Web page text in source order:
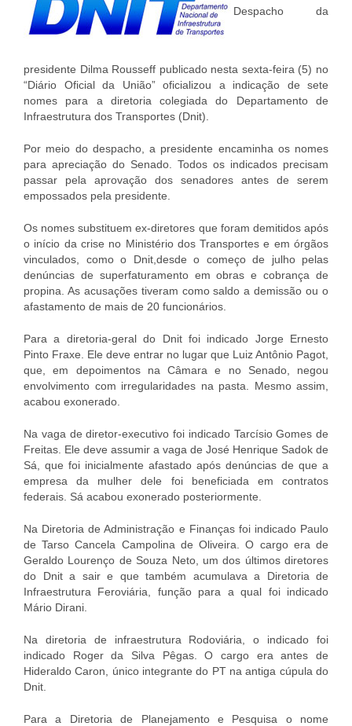
Despacho da
presidente Dilma Rousseff publicado nesta sexta-feira (5) no
“Diário Oficial da União” oficializou a indicação de sete
nomes para a diretoria colegiada do Departamento de
Infraestrutura dos Transportes (Dnit).
Por meio do despacho, a presidente encaminha os nomes
para apreciação do Senado. Todos os indicados precisam
passar pela aprovação dos senadores antes de serem
empossados pela presidente.
Os nomes substituem ex-diretores que foram demitidos após
o início da crise no Ministério dos Transportes e em órgãos
vinculados, como o Dnit,desde o começo de julho pelas
denúncias de superfaturamento em obras e cobrança de
propina. As acusações tiveram como saldo a demissão ou o
afastamento de mais de 20 funcionários.
Para a diretoria-geral do Dnit foi indicado Jorge Ernesto
Pinto Fraxe. Ele deve entrar no lugar que Luiz Antônio Pagot,
que, em depoimentos na Câmara e no Senado, negou
envolvimento com irregularidades na pasta. Mesmo assim,
acabou exonerado.
Na vaga de diretor-executivo foi indicado Tarcísio Gomes de
Freitas. Ele deve assumir a vaga de José Henrique Sadok de
Sá, que foi inicialmente afastado após denúncias de que a
empresa da mulher dele foi beneficiada em contratos
federais. Sá acabou exonerado posteriormente.
Na Diretoria de Administração e Finanças foi indicado Paulo
de Tarso Cancela Campolina de Oliveira. O cargo era de
Geraldo Lourenço de Souza Neto, um dos últimos diretores
do Dnit a sair e que também acumulava a Diretoria de
Infraestrutura Feroviária, função para a qual foi indicado
Mário Dirani.
Na diretoria de infraestrutura Rodoviária, o indicado foi
indicado Roger da Silva Pêgas. O cargo era antes de
Hideraldo Caron, único integrante do PT na antiga cúpula do
Dnit.
Para a Diretoria de Planejamento e Pesquisa o nome